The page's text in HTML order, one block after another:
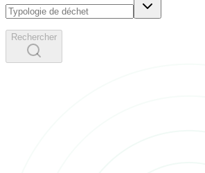
Rechercher